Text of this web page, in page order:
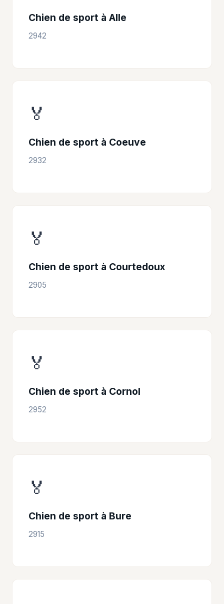
Chien de sport à Alle
2942
🏅
Chien de sport à Coeuve
2932
🏅
Chien de sport à Courtedoux
2905
🏅
Chien de sport à Cornol
2952
🏅
Chien de sport à Bure
2915